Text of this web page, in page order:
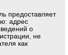
предоставляет
адрес
о
не
как